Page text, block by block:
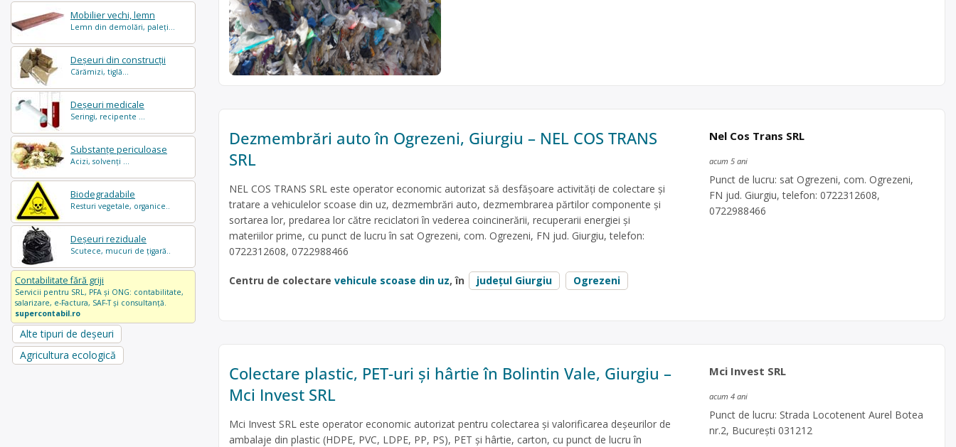
Mobilier vechi, lemn
Lemn din demolări, paleți...
Deșeuri din construcții
Cărămizi, tiglă...
Deșeuri medicale
Seringi, recipente ...
Substanțe periculoase
Acizi, solvenți ...
Biodegradabile
Resturi vegetale, organice..
Deșeuri reziduale
Scutece, mucuri de țigară..
Contabilitate fără griji
Servicii pentru SRL, PFA și ONG: contabilitate,
salarizare, e-Factura, SAF-T și consultanță.
supercontabil.ro
Alte tipuri de deșeuri
Agricultura ecologică
Dezmembrări auto în Ogrezeni, Giurgiu – NEL COS TRANS
SRL
NEL COS TRANS SRL este operator economic autorizat să desfăşoare activităţi de colectare şi
tratare a vehiculelor scoase din uz, dezmembrări auto, dezmembrarea părtilor componente și
sortarea lor, predarea lor către reciclatori în vederea coincinerării, recuperarii energiei și
materiilor prime, cu punct de lucru în sat Ogrezeni, com. Ogrezeni, FN jud. Giurgiu, telefon:
0722312608, 0722988466
Centru de colectare vehicule scoase din uz, în județul Giurgiu Ogrezeni
Nel Cos Trans SRL
acum 5 ani
Punct de lucru: sat Ogrezeni, com. Ogrezeni,
FN jud. Giurgiu, telefon: 0722312608,
0722988466
Colectare plastic, PET-uri și hârtie în Bolintin Vale, Giurgiu –
Mci Invest SRL
Mci Invest SRL este operator economic autorizat pentru colectarea și valorificarea deșeurilor de
ambalaje din plastic (HDPE, PVC, LDPE, PP, PS), PET și hârtie, carton, cu punct de lucru în
Mci Invest SRL
acum 4 ani
Punct de lucru: Strada Locotenent Aurel Botea
nr.2, București 031212